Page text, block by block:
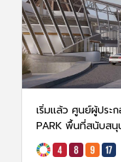
เริ่มเเล้ว ศูนย์ผู้ประ
PARK พื้นที่สนับสนุ